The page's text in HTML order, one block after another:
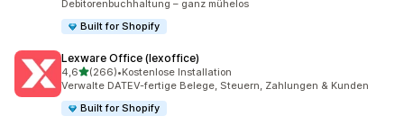
Debitorenbuchhaltung – ganz mühelos
Built for Shopify
Lexware Office (lexoffice)
4,6von 5 Sternen
(266)
266 Rezensionen insgesamt
•Kostenlose Installation
Verwalte DATEV-fertige Belege, Steuern, Zahlungen & Kunden
Built for Shopify